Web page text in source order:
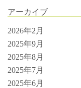
アーカイブ
2026年2月
2025年9月
2025年8月
2025年7月
2025年6月